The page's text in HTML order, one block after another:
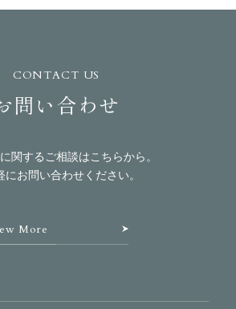
CONTACT US
問い合わせ
関するご相談はこちらから。
にお問い合わせください。
More